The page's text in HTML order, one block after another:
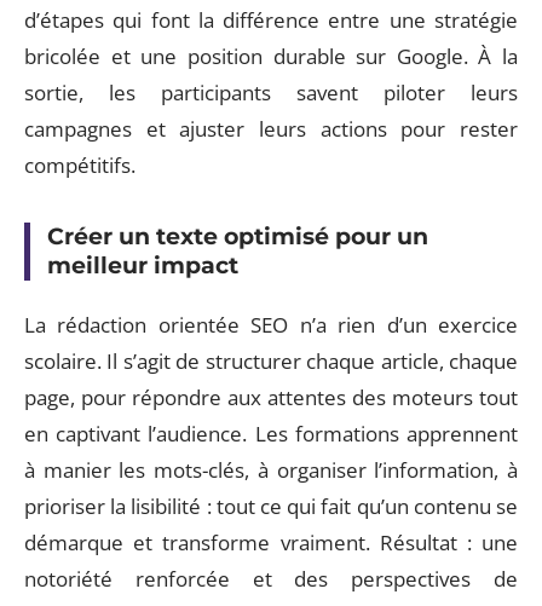
d’étapes qui font la différence entre une stratégie
bricolée et une position durable sur Google. À la
sortie, les participants savent piloter leurs
campagnes et ajuster leurs actions pour rester
compétitifs.
Créer un texte optimisé pour un
meilleur impact
La rédaction orientée SEO n’a rien d’un exercice
scolaire. Il s’agit de structurer chaque article, chaque
page, pour répondre aux attentes des moteurs tout
en captivant l’audience. Les formations apprennent
à manier les mots-clés, à organiser l’information, à
prioriser la lisibilité : tout ce qui fait qu’un contenu se
démarque et transforme vraiment. Résultat : une
notoriété renforcée et des perspectives de